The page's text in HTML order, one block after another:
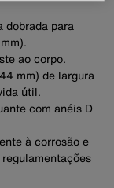
dobrada para
ao corpo.
mm) de largura
útil.
com anéis D
à corrosão e